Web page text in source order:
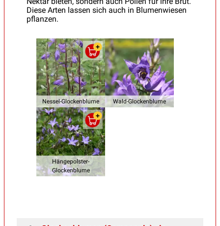
Diese Arten lassen sich auch in Blumenwiesen
pflanzen.
Nessel-Glockenblume Wald-Glockenblume
Hängepolster-
Glockenblume